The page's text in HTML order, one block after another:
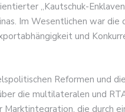
„Kautschuk-
Im Wesentlichen war
und
Reformen und
die multilateralen und
die durch